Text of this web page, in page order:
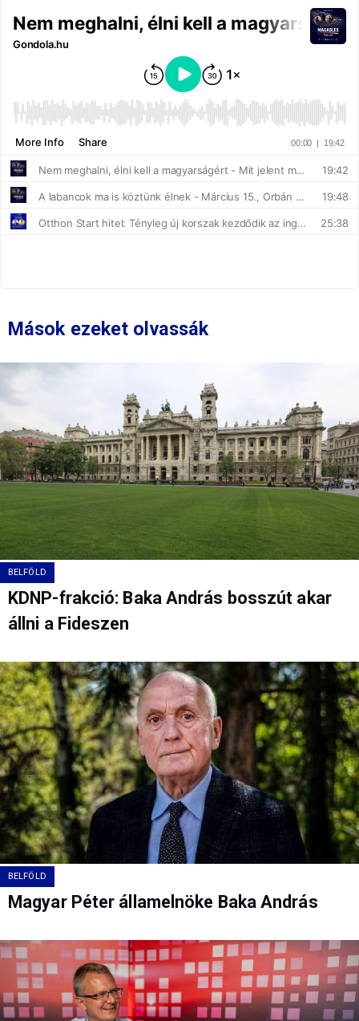
Mások ezeket olvassák
BELFÖLD
KDNP-frakció: Baka András bosszút akar
állni a Fideszen
BELFÖLD
Magyar Péter államelnöke Baka András